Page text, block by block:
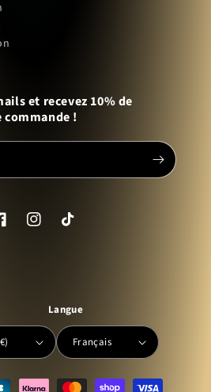
et recevez 10% de
!
InstagramTikTok
Langue
Français